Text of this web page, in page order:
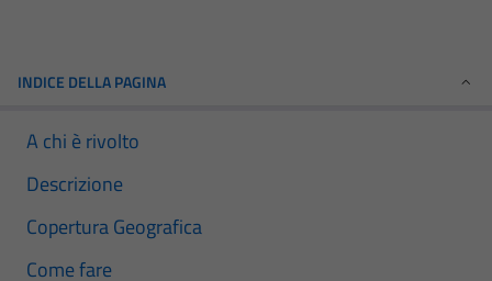
INDICE DELLA PAGINA
A chi è rivolto
Descrizione
Copertura Geografica
Come fare